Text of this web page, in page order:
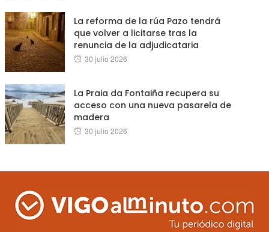
La reforma de la rúa Pazo tendrá
que volver a licitarse tras la
renuncia de la adjudicataria
Posted
30 julio 2026
La Praia da Fontaiña recupera su
acceso con una nueva pasarela de
madera
Posted
30 julio 2026